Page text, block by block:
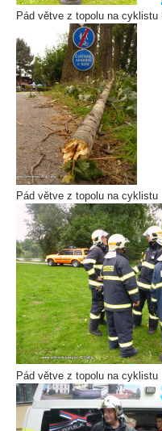
Pád větve z topolu na cyklistu
Pád větve z topolu na cyklistu
Pád větve z topolu na cyklistu